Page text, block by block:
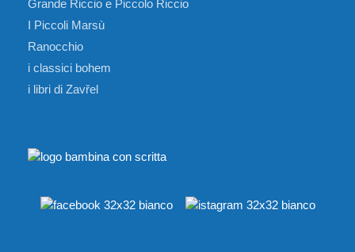
Grande Riccio e Piccolo Riccio
I Piccoli Marsù
Ranocchio
i classici bohem
i libri di Zavřel